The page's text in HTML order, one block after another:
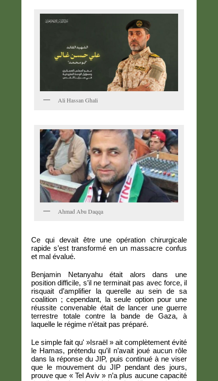
Ali Hassan Ghali
Ahmad Abu Daqqa
Ce qui devait être une opération chirurgicale
rapide s’est transformé en un massacre confus
et mal évalué.
Benjamin Netanyahu était alors dans une
position difficile, s’il ne terminait pas avec force, il
risquait d’amplifier la querelle au sein de sa
coalition ; cependant, la seule option pour une
réussite convenable était de lancer une guerre
terrestre totale contre la bande de Gaza, à
laquelle le régime n’était pas préparé.
Le simple fait qu' »Israël » ait complètement évité
le Hamas, prétendu qu’il n’avait joué aucun rôle
dans la réponse du JIP, puis continué à ne viser
que le mouvement du JIP pendant des jours,
prouve que « Tel Aviv » n’a plus aucune capacité